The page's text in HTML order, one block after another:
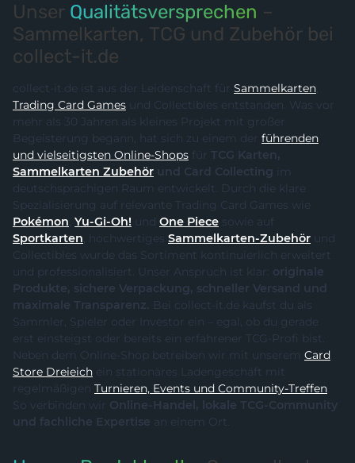
Unser Qualitätsversprechen –
Sammelkarten, TCG und Zubehör bei
collect-it.de
collect-it.de ist aus der Leidenschaft für Sammelkarten,
Trading Card Games und Collectibles entstanden. Was vor
mehr als 30 Jahren als kleines Projekt mit großer
Begeisterung begann, hat sich zu einem der führenden
und vielseitigsten Online-Shops für TCG Karten,
Sammelkarten Zubehör und Card Collecting
im
deutschsprachigen Raum entwickelt. Durch die klare
Spezialisierung auf relevante Trading Card Games wie
Pokémon, Yu-Gi-Oh! und One Piece sowie auf
Sportkarten , hochwertiges Sammelkarten-Zubehör
Collectibles wurde das Sortiment kontinuierlich erweitert
und professionalisiert. Unser Anspruch ist klar: originale
Produkte, sichere Verpackung, schneller Versand und
maximale Transparenz. Bei collect-it.de kaufst du als
Sammler, Spieler oder Investor ein – egal, ob du gerade
erst einsteigst oder bereits ein erfahrener TCG-Profi bist.
Neben dem Online-Shop betreiben wir mit unserem Card
Store Dreieich ein stationäres Ladengeschäft mit
regelmäßigen
Turnieren, Events und Community-Treffen.
So verbinden wir Online-Handel, lokale TCG-Community
und fachliche Expertise an einem Ort.